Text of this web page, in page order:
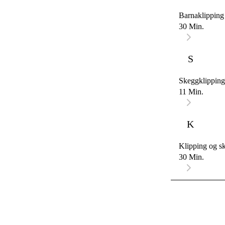
Barnaklipping
30 Min.
S
Skeggklipping
11 Min.
K
Klipping og
30 Min.